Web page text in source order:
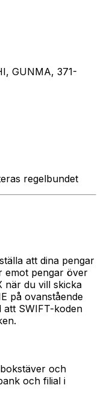
GUNMA, 371-
regelbundet
att dina pengar
emot pengar över
när du vill skicka
på ovanstående
att SWIFT-koden
och
och filial i